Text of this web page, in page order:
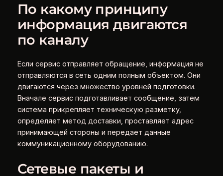
По какому принципу
информация двигаются
по каналу
Если сервис отправляет обращение, информация не
отправляются в сеть одним полным объектом. Они
двигаются через множество уровней подготовки.
Вначале сервис подготавливает сообщение, затем
система прикрепляет техническую разметку,
определяет метод доставки, проставляет адрес
принимающей стороны и передает данные
коммуникационному оборудованию.
Сетевые пакеты и